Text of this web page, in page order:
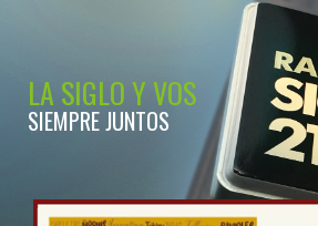
LA SIGLO Y VOS
SIEMPRE JUNTOS